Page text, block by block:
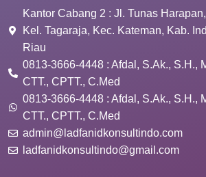
Kantor Cabang 2 : Jl. Tunas
Kel. Tagaraja, Kec. Kateman, Kab.
Riau
0813-3666-4448 : Afdal, S.Ak., S.H.,
CTT., CPTT., C.Med
0813-3666-4448 : Afdal, S.Ak., S.H.,
CTT., CPTT., C.Med
admin@ladfanidkonsultindo.com
ladfanidkonsultindo@gmail.com